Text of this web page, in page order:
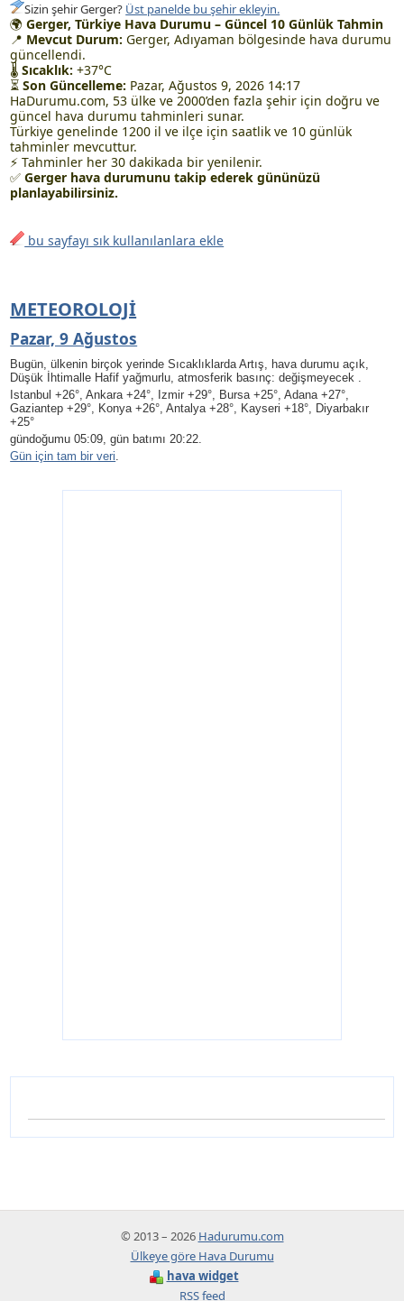
Sizin şehir Gerger? Üst panelde bu şehir ekleyin.
🌍Gerger, Türkiye Hava Durumu – Güncel 10 Günlük Tahmin
📍 Mevcut Durum: Gerger, Adıyaman bölgesinde hava durumu
güncellendi.
🌡Sıcaklık: +37°C
⏳Son Güncelleme: Pazar, Ağustos 9, 2026 14:17
HaDurumu.com, 53 ülke ve 2000’den fazla şehir için doğru ve
güncel hava durumu tahminleri sunar.
Türkiye genelinde 1200 il ve ilçe için saatlik ve 10 günlük
tahminler mevcuttur.
⚡ Tahminler her 30 dakikada bir yenilenir.
✅Gerger hava durumunu takip ederek gününüzü
planlayabilirsiniz.
bu sayfayı sık kullanılanlara ekle
METEOROLOJI
Pazar, 9 Ağustos
Bugün, ülkenin birçok yerinde Sıcaklıklarda Artış, hava durumu açık,
Düşük İhtimalle Hafif yağmurlu, atmosferik basınç: değişmeyecek .
Istanbul +26°, Ankara +24°, Izmir +29°, Bursa +25°, Adana +27°,
Gaziantep +29°, Konya +26°, Antalya +28°, Kayseri +18°, Diyarbakır
+25°
gündoğumu 05:09, gün batımı 20:22.
Gün için tam bir veri.
© 2013 – 2026 Hadurumu.com
Ülkeye göre Hava Durumu
hava widget
RSS feed